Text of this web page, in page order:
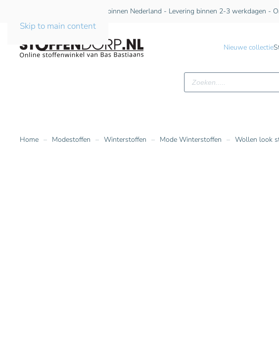
Skip to main content
Gratis verzending vanaf €75 binnen Nederland - Levering binnen 2-3 werkdagen
Nieuwe collectie
Producten
zoeken
Home Modestoffen Winterstoffen Mode Winterstoffen Wollen look